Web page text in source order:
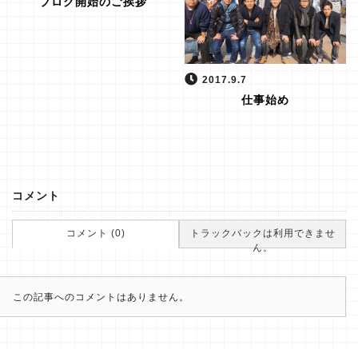
2017.9.7
仕事始め
コメント
コメント (0)
トラックバックは利用できませ
ん。
この記事へのコメントはありません。